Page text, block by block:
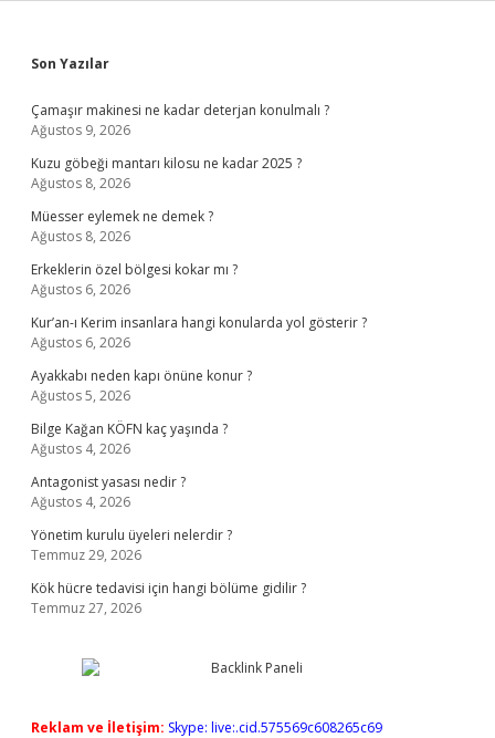
Sidebar
Son Yazılar
Çamaşır makinesi ne kadar deterjan konulmalı ?
Ağustos 9, 2026
Kuzu göbeği mantarı kilosu ne kadar 2025 ?
Ağustos 8, 2026
Müesser eylemek ne demek ?
Ağustos 8, 2026
Erkeklerin özel bölgesi kokar mı ?
Ağustos 6, 2026
Kur’an-ı Kerim insanlara hangi konularda yol gösterir ?
Ağustos 6, 2026
Ayakkabı neden kapı önüne konur ?
Ağustos 5, 2026
Bilge Kağan KÖFN kaç yaşında ?
Ağustos 4, 2026
Antagonist yasası nedir ?
Ağustos 4, 2026
Yönetim kurulu üyeleri nelerdir ?
Temmuz 29, 2026
Kök hücre tedavisi için hangi bölüme gidilir ?
Temmuz 27, 2026
Reklam ve İletişim: Skype: live:.cid.575569c608265c69